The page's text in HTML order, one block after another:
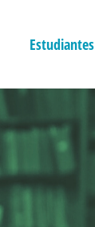
Estudiantes